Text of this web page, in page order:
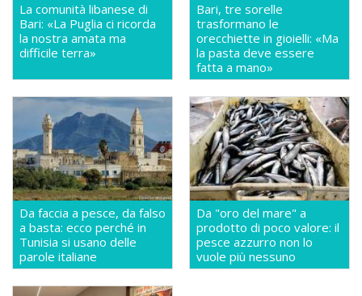
La comunità libanese di
Bari: «La Puglia ci ricorda
la nostra amata ma
difficile terra»
Bari, tre sorelle
trasformano le
orecchiette in gioielli: «Ma
la pasta deve essere
fatta a mano»
Da faccia a pesce, da falso
a basta: ecco perché in
Tunisia si usano delle
parole italiane
Da "oro del mare" a
prodotto di poco valore: il
pesce azzurro non lo
vuole più nessuno